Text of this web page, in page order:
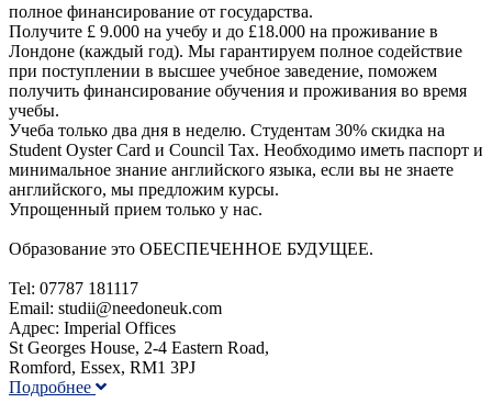
полное финансирование от государства.
Получите £ 9.000 на учебу и до £18.000 на проживание в
Лондоне (каждый год). Мы гарантируем полное содействие
при поступлении в высшее учебное заведение, поможем
получить финансирование обучения и проживания во время
учебы.
Учеба только два дня в неделю. Студентам 30% скидка на
Student Oyster Card и Council Tax. Необходимо иметь паспорт и
минимальное знание английского языка, если вы не знаете
английского, мы предложим курсы.
Упрощенный прием только у нас.
Образование это ОБЕСПЕЧЕННОЕ БУДУЩЕЕ.
Tel: 07787 181117
Email: studii@needoneuk.com
Адрес: Imperial Offices
St Georges House, 2-4 Eastern Road,
Romford, Essex, RM1 3PJ
Подробнее